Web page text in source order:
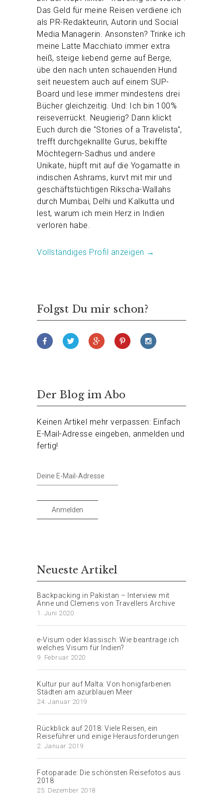
Das Geld für meine Reisen verdiene ich
als PR-Redakteurin, Autorin und Social
Media Managerin. Ansonsten? Trinke ich
meine Latte Macchiato immer extra
heiß, steige liebend gerne auf Berge,
übe den nach unten schauenden Hund
seit neuestem auch auf einem SUP-
Board und lese immer mindestens drei
Bücher gleichzeitig. Und: Ich bin 100%
reiseverrückt. Neugierig? Dann klickt
Euch durch die "Stories of a Travelista",
trefft durchgeknallte Gurus, bekiffte
Möchtegern-Sadhus und andere
Unikate, hüpft mit auf die Yogamatte in
indischen Ashrams, kurvt mit mir und
geschäftstüchtigen Rikscha-Wallahs
durch Mumbai, Delhi und Kalkutta und
lest, warum ich mein Herz in Indien
verloren habe.
Vollständiges Profil anzeigen →
Folgst Du mir schon?
Der Blog im Abo
Keinen Artikel mehr verpassen: Einfach
E-Mail-Adresse eingeben, anmelden und
fertig!
Deine
E-
Adresse
Anmelden
Neueste Artikel
Backpacking in Pakistan – Interview mit
Anne und Clemens von Travellers Archive
1. Juni 2020
e-Visum oder klassisch: Wie beantrage ich
welches Visum für Indien?
9. Februar 2020
Kultur pur auf Malta: Von honigfarbenen
Städten am azurblauen Meer
24. Januar 2019
Rückblick auf 2018: Viele Reisen, ein
Reiseführer und einige Herausforderungen
2. Januar 2019
Fotoparade: Die schönsten Reisefotos aus
2018
25. Dezember 2018